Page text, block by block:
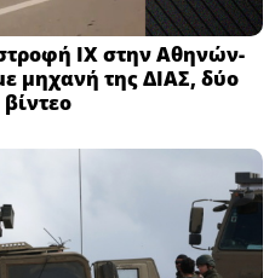
ΙΧ στην Αθηνών-
μηχανή της ΔΙΑΣ, δύο